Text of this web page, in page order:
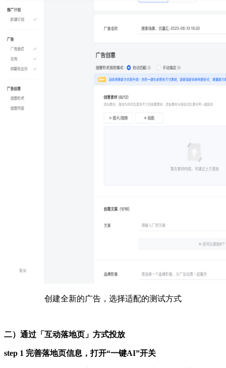
创建全新的广告，选择适配的测试方式
二）通过「互动落地页」方式投放
step 1 完善落地页信息，打开“一键AI”开关